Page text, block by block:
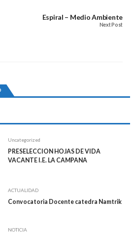
Espiral – Medio Ambiente
Next Post
Uncategorized
PRESELECCION HOJAS DE VIDA
VACANTE I.E. LA CAMPANA
ACTUALIDAD
Convocatoria Docente catedra Namtrik
NOTICIA